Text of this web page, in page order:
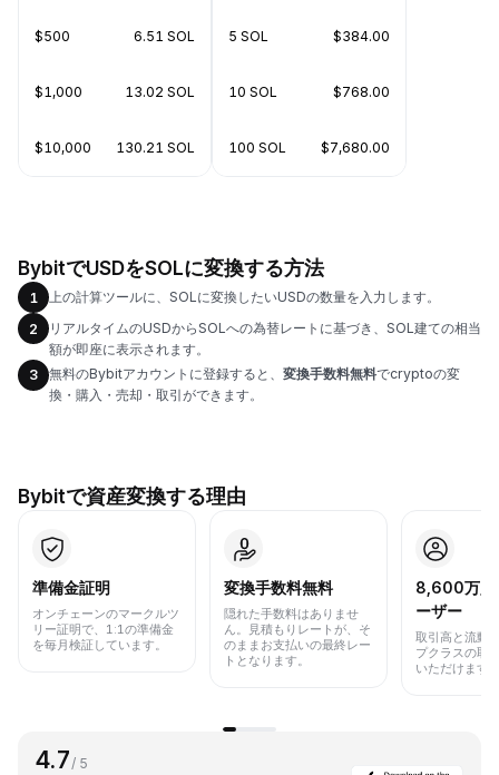
$500 6.51 SOL
$1,000 13.02 SOL
$10,000 130.21 SOL
5 SOL $384.00
10 SOL $768.00
100 SOL $7,680.00
BybitでUSDをSOLに変換する方法
1
上の計算ツールに、SOLに変換したいUSDの数量を入力します。
2
リアルタイムのUSDからSOLへの為替レートに基づき、SOL建ての相当
額が即座に表示されます。
3
無料のBybitアカウントに登録すると、 変換手数料無料でcryptoの変
換・購入・売却・取引ができます。
Bybitで資産変換する理由
準備金証明
オンチェーンのマークルツ
リー証明で、1:1の準備金
を毎月検証しています。
変換手数料無料
隠れた手数料はありませ
ん。見積もりレートが、そ
のままお支払いの最終レー
トとなります。
8,600万人
ーザー
取引高と流動
プクラスの取
いただけます
4.7/ 5